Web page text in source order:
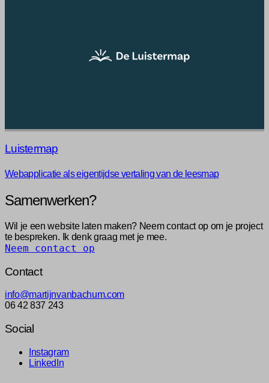
Luistermap
Webapplicatie als eigentijdse vertaling van de leesmap
Samenwerken?
Wil je een website laten maken? Neem contact op om je project
te bespreken. Ik denk graag met je mee.
Neem contact op
Contact
info@martijnvanbachum.com
06 42 837 243
Social
Instagram
LinkedIn